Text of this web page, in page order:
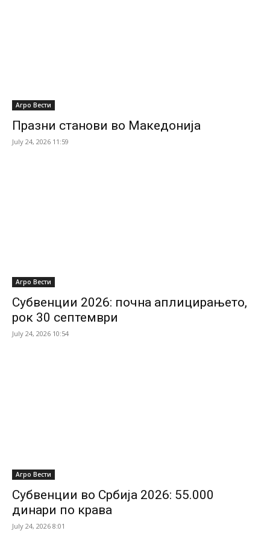
Агро Вести
Празни станови во Македонија
July 24, 2026 11:59
Агро Вести
Субвенции 2026: почна аплицирањето,
рок 30 септември
July 24, 2026 10:54
Агро Вести
Субвенции во Србија 2026: 55.000
динари по крава
July 24, 2026 8:01